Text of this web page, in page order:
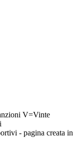
V=Vinte
- pagina creata in